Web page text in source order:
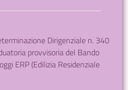
Dirigenziale n. 340
provvisoria del Bando
ERP (Edilizia Residenziale